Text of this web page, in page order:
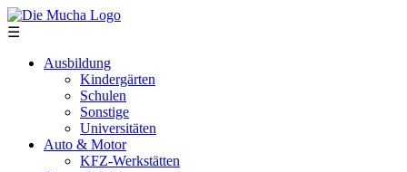
Direkt zum Inhalt
☰
Ausbildung
Kindergärten
Schulen
Sonstige
Universitäten
Auto & Motor
KFZ-Werkstätten